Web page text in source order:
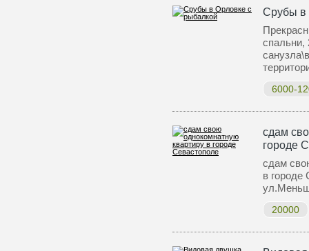
Срубы в
спальни,
6000-
сдам
городе
сдам
в городе
20000